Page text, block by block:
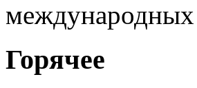
Горячее